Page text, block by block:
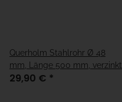
Querholm Stahlrohr Ø 48
mm, Länge 500 mm, verzinkt
29,90 € *